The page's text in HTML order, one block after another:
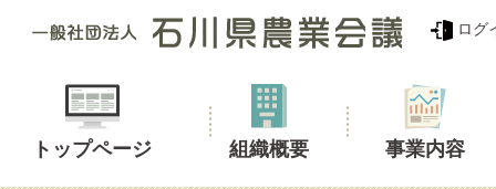
ログ
トップページ 組織概要 事業内容